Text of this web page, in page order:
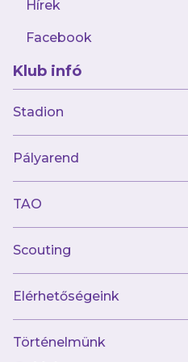
Hírek
Facebook
Klub infó
Stadion
Pályarend
TAO
Scouting
Elérhetőségeink
Történelmünk
február 4.
ÚJPESTEN, ÚJPESTÉRT
Múltunk